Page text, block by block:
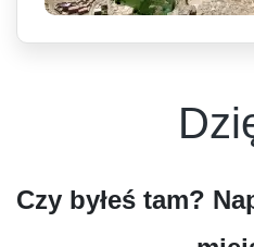
Czy byłeś tam?